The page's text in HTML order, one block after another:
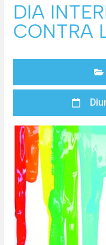
DIA
CONTRA